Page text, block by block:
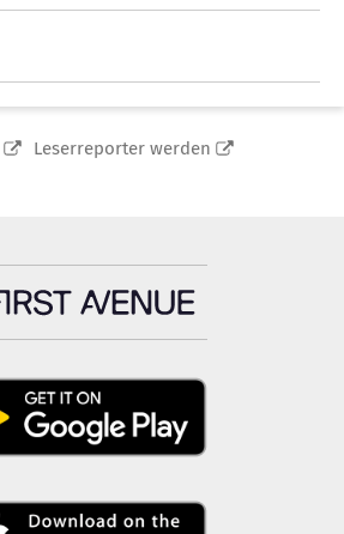
Leserreporter werden